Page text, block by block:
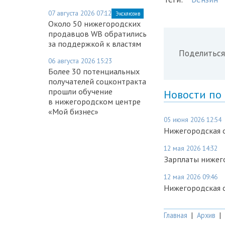
07 августа 2026 07:12 Эксклюзив
Около 50 нижегородских
продавцов WB обратились
за поддержкой к властям
06 августа 2026 15:23
Более 30 потенциальных
получателей соцконтракта
прошли обучение
в нижегородском центре
«Мой бизнес»
Новости по
05 июня 2026 12:54
Нижегородская
12 мая 2026 14:32
Зарплаты
12 мая 2026 09:46
Нижегородская
Главная | Архив |